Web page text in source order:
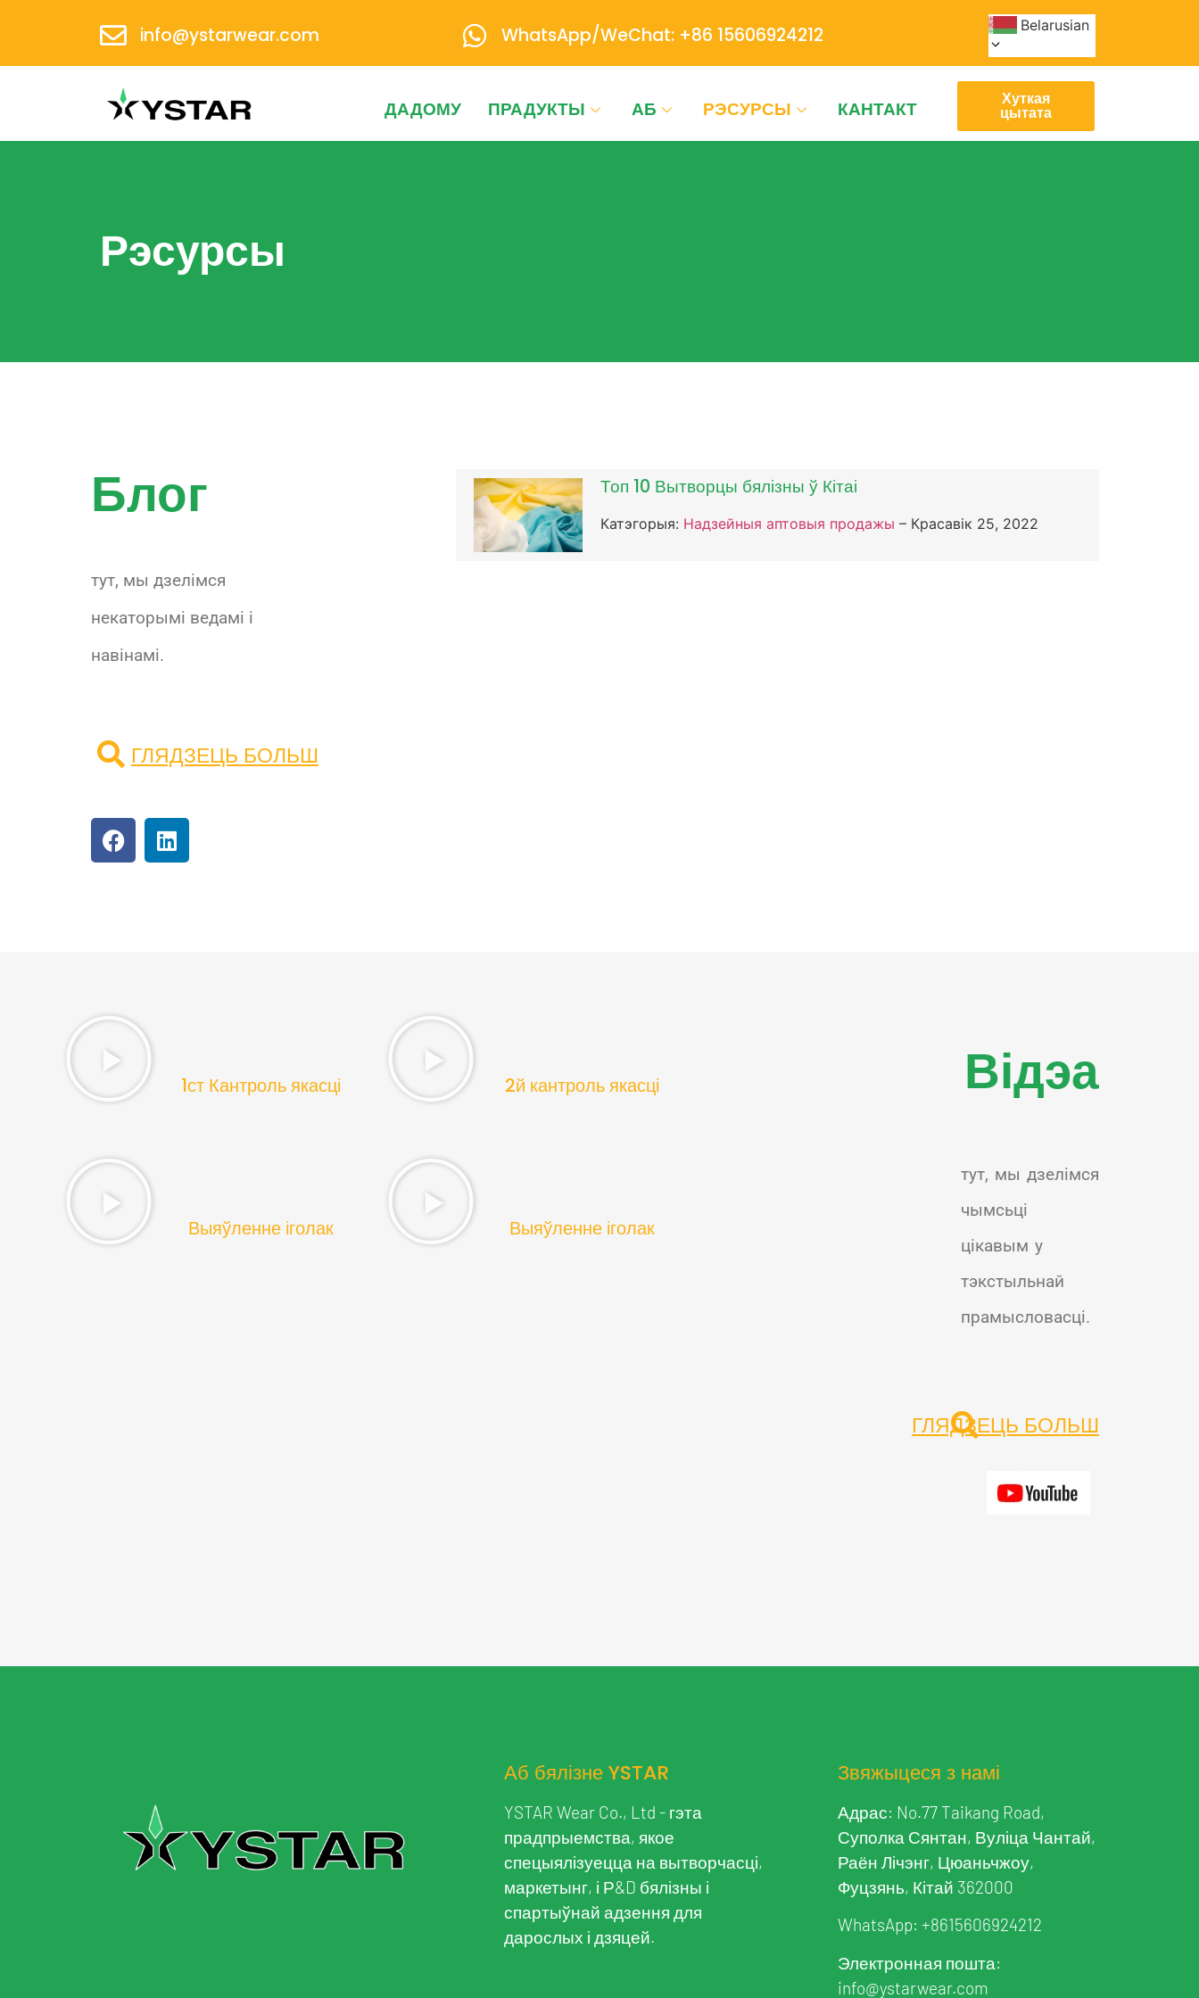
info@ystarwear.com WhatsApp/WeChat: +86 15606924212 Belarusian
ДАДОМУ ПРАДУКТЫ АБ РЭСУРСЫ КАНТАКТ Хуткая
цытата
Рэсурсы
Блог
тут, мы дзелімся
некаторымі ведамі і
навінамі.
ГЛЯДЗЕЦЬ БОЛЬШ
Топ 10 Вытворцы бялізны ў Кітаі
Катэгорыя: Надзейныя аптовыя продажы – Красавік 25, 2022
1ст Кантроль якасці 2й кантроль якасці
Выяўленне іголак Выяўленне іголак
Відэа
тут, мы дзелімся
чымсьці
цікавым у
тэкстыльнай
прамысловасці.
ГЛЯДЗЕЦЬ БОЛЬШ
Аб бялізне YSTAR
YSTAR Wear Co., Ltd - гэта
прадпрыемства, якое
спецыялізуецца на вытворчасці,
маркетынг, і Р&D бялізны і
спартыўнай адзення для
дарослых і дзяцей.
Звяжыцеся з намі
Адрас: No.77 Taikang Road,
Суполка Сянтан, Вуліца Чантай,
Раён Лічэнг, Цюаньчжоу,
Фуцзянь, Кітай 362000
WhatsApp: +8615606924212
Электронная пошта:
info@ystarwear.com